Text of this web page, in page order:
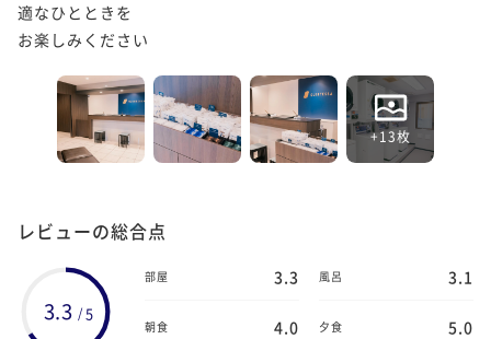
適なひとときを
お楽しみください
+13枚
レビューの総合点
3.3 /5
部屋 3.3 風呂 3.1
朝食 4.0 夕食 5.0